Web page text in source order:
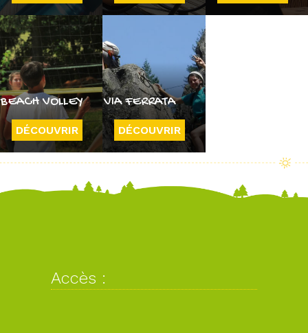
BEACH VOLLEY
DÉCOUVRIR
VIA FERRATA
DÉCOUVRIR
Accès :